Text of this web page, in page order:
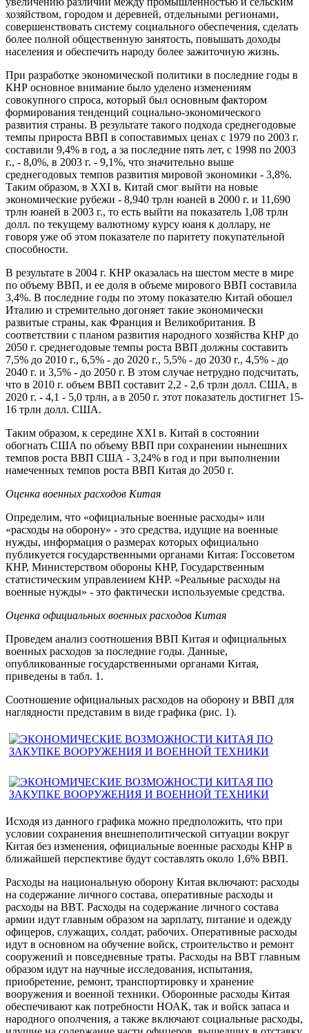
хозяйством, городом и деревней, отдельными регионами,
совершенствовать систему социального обеспечения, сделать
более полной общественную занятость, повышать доходы
населения и обеспечить народу более зажиточную жизнь.
При разработке экономической политики в последние годы в
КНР основное внимание было уделено изменениям
совокупного спроса, который был основным фактором
формирования тенденций социально-экономического
развития страны. В результате такого подхода среднегодовые
темпы прироста ВВП в сопоставимых ценах с 1979 по 2003 г.
составили 9,4% в год, а за последние пять лет, с 1998 по 2003
г., - 8,0%, в 2003 г. - 9,1%, что значительно выше
среднегодовых темпов развития мировой экономики - 3,8%.
Таким образом, в XXI в. Китай смог выйти на новые
экономические рубежи - 8,940 трлн юаней в 2000 г. и 11,690
трлн юаней в 2003 г., то есть выйти на показатель 1,08 трлн
долл. по текущему валютному курсу юаня к доллару, не
говоря уже об этом показателе по паритету покупательной
способности.
В результате в 2004 г. КНР оказалась на шестом месте в мире
по объему ВВП, и ее доля в объеме мирового ВВП составила
3,4%. В последние годы по этому показателю Китай обошел
Италию и стремительно догоняет такие экономически
развитые страны, как Франция и Великобритания. В
соответствии с планом развития народного хозяйства КНР до
2050 г. среднегодовые темпы роста ВВП должны составить
7,5% до 2010 г., 6,5% - до 2020 г., 5,5% - до 2030 г., 4,5% - до
2040 г. и 3,5% - до 2050 г. В этом случае нетрудно подсчитать,
что в 2010 г. объем ВВП составит 2,2 - 2,6 трлн долл. США, в
2020 г. - 4,1 - 5,0 трлн, а в 2050 г. этот показатель достигнет 15-
16 трлн долл. США.
Таким образом, к середине XXI в. Китай в состоянии
обогнать США по объему ВВП при сохранении нынешних
темпов роста ВВП США - 3,24% в год и при выполнении
намеченных темпов роста ВВП Китая до 2050 г.
Оценка военных расходов Китая
Определим, что «официальные военные расходы» или
«расходы на оборону» - это средства, идущие на военные
нужды, информация о размерах которых официально
публикуется государственными органами Китая: Госсоветом
КНР, Министерством обороны КНР, Государственным
статистическим управлением КНР. «Реальные расходы на
военные нужды» - это фактически используемые средства.
Оценка официальных военных расходов Китая
Проведем анализ соотношения ВВП Китая и официальных
военных расходов за последние годы. Данные,
опубликованные государственными органами Китая,
приведены в табл. 1.
Соотношение официальных расходов на оборону и ВВП для
наглядности представим в виде графика (рис. 1).
Исходя из данного графика можно предположить, что при
условии сохранения внешнеполитической ситуации вокруг
Китая без изменения, официальные военные расходы КНР в
ближайшей перспективе будут составлять около 1,6% ВВП.
Расходы на национальную оборону Китая включают: расходы
на содержание личного состава, оперативные расходы и
расходы на ВВТ. Расходы на содержание личного состава
армии идут главным образом на зарплату, питание и одежду
офицеров, служащих, солдат, рабочих. Оперативные расходы
идут в основном на обучение войск, строительство и ремонт
сооружений и повседневные траты. Расходы на ВВТ главным
образом идут на научные исследования, испытания,
приобретение, ремонт, транспортировку и хранение
вооружения и военной техники. Оборонные расходы Китая
обеспечивают как потребности НОАК, так и войск запаса и
народного ополчения, а также включают социальные расходы,